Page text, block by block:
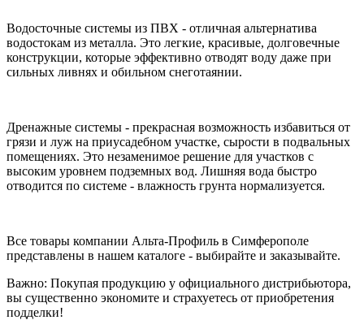
Водосточные системы из ПВХ - отличная альтернатива
водостокам из металла. Это легкие, красивые, долговечные
конструкции, которые эффективно отводят воду даже при
сильных ливнях и обильном снеготаянии.
Дренажные системы - прекрасная возможность избавиться от
грязи и луж на приусадебном участке, сырости в подвальных
помещениях. Это незаменимое решение для участков с
высоким уровнем подземных вод. Лишняя вода быстро
отводится по системе - влажность грунта нормализуется.
Все товары компании Альта-Профиль в Симферополе
представлены в нашем каталоге - выбирайте и заказывайте.
Важно: Покупая продукцию у официального дистрибьютора,
вы существенно экономите и страхуетесь от приобретения
подделки!